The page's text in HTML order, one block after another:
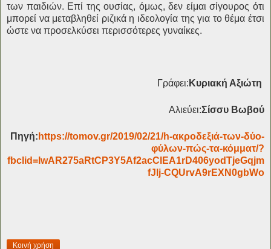
των παιδιών. Επί της ουσίας, όμως, δεν είμαι σίγουρος ότι
μπορεί να μεταβληθεί ριζικά η ιδεολογία της για το θέμα έτσι
ώστε να προσελκύσει περισσότερες γυναίκες.
Γράφει: Κυριακή Αξιώτη
Αλιεύει:Σίσσυ Βωβού
Πηγή: https://tomov.gr/2019/02/21/h-ακροδεξιά-των-δύο-
φύλων-πώς-τα-κόμματ/?
fbclid=IwAR275aRtCP3Y5Af2acClEA1rD406yodTjeGqjm
fJlj-CQUrvA9rEXN0gbWo
Κοινή χρήση